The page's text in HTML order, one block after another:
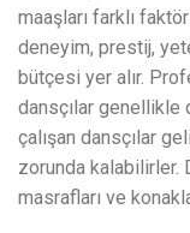
maaşları farklı
deneyim, prestij,
bütçesi yer alır.
dansçılar genellikle
çalışan dansçılar
zorunda kalabilirler.
masrafları ve